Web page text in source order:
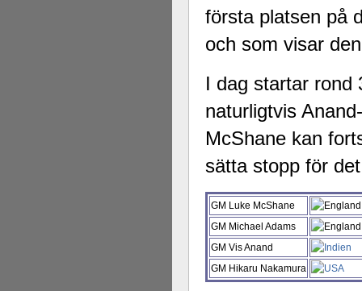
första platsen på
och som visar
I dag startar rond
naturligtvis
McShane kan
sätta stopp för
GM Luke McShane
GM Michael Adams
GM Vis Anand
GM Hikaru Nakamura